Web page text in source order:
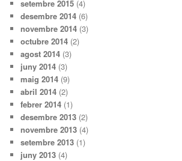
setembre 2015 (4)
desembre 2014 (6)
novembre 2014 (3)
octubre 2014 (2)
agost 2014 (3)
juny 2014 (3)
maig 2014 (9)
abril 2014 (2)
febrer 2014 (1)
desembre 2013 (2)
novembre 2013 (4)
setembre 2013 (1)
juny 2013 (4)